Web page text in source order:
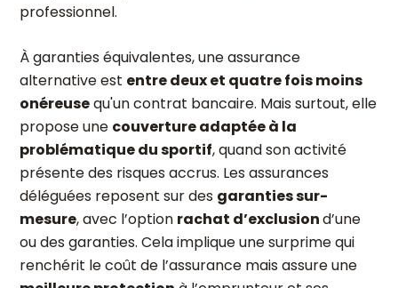
professionnel.
À garanties équivalentes, une assurance
alternative est entre deux et quatre fois moins
onéreusequ'un contrat bancaire. Mais surtout, elle
propose une couverture adaptée à la
problématique du sportif, quand son activité
présente des risques accrus. Les assurances
déléguées reposent sur des garanties sur-
mesure, avec l’option rachat d’exclusiond’une
ou des garanties. Cela implique une surprime qui
renchérit le coût de l’assurance mais assure une